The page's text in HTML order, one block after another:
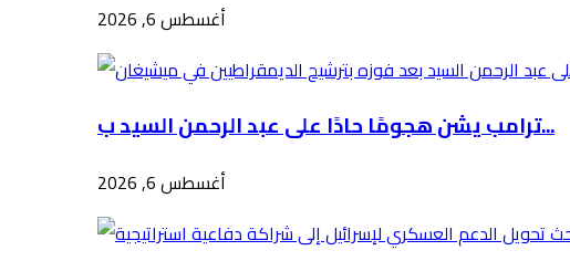
أغسطس 6, 2026
ترامب يشن هجومًا حادًا على عبد الرحمن السيد ب...
أغسطس 6, 2026